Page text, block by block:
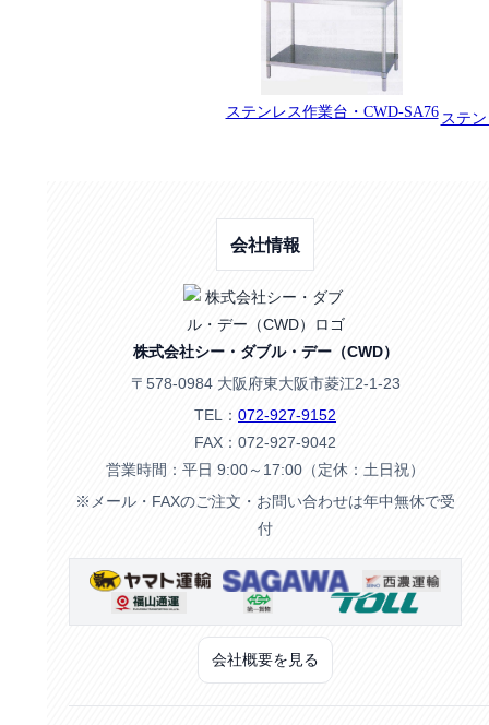
ステンレス作業台・CWD-SA76 ステ
会社情報
株式会社シー・ダブル・デー（CWD）
〒578-0984 大阪府東大阪市菱江2-1-23
TEL： 072-927-9152
FAX：072-927-9042
営業時間：平日 9:00～17:00（定休：土日祝）
※メール・FAXのご注文・お問い合わせは年中無休で受
付
会社概要を見る